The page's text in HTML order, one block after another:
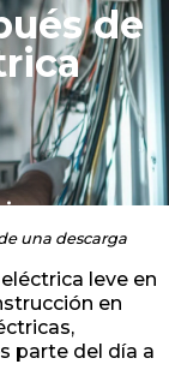
de
una descarga
leve en
en
parte del día a